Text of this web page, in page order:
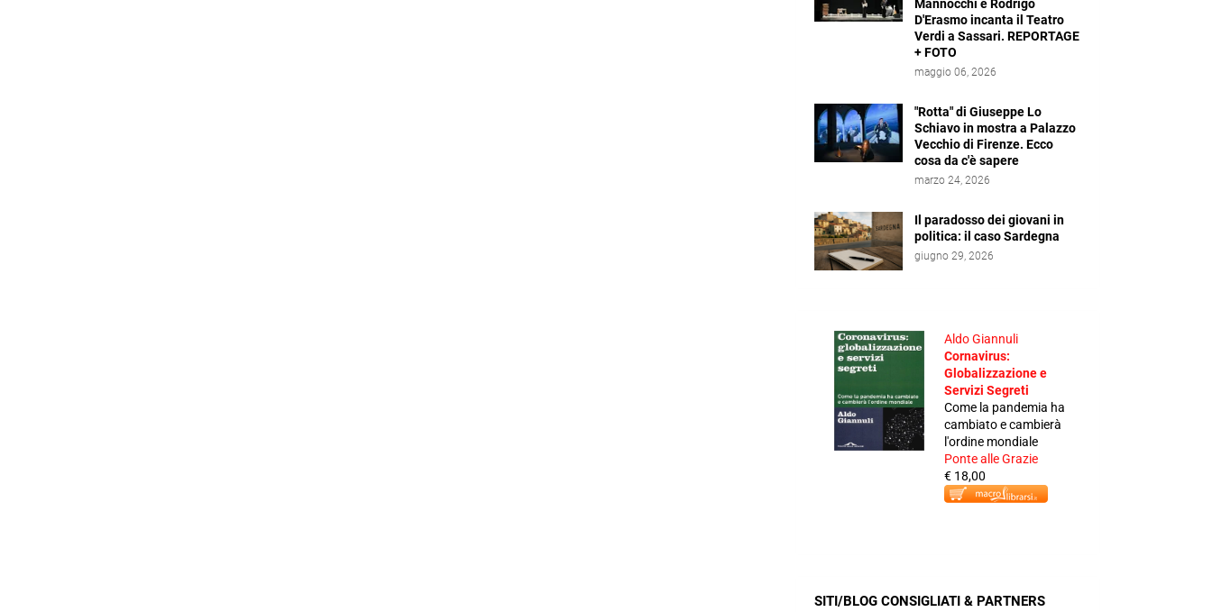
Mannocchi e Rodrigo
D'Erasmo incanta il Teatro
Verdi a Sassari. REPORTAGE
+ FOTO
maggio 06, 2026
"Rotta" di Giuseppe Lo
Schiavo in mostra a Palazzo
Vecchio di Firenze. Ecco
cosa da c'è sapere
marzo 24, 2026
Il paradosso dei giovani in
politica: il caso Sardegna
giugno 29, 2026
Aldo Giannuli
Cornavirus:
Globalizzazione e
Servizi Segreti
Come la pandemia ha
cambiato e cambierà
l'ordine mondiale
Ponte alle Grazie
€ 18,00
SITI/BLOG CONSIGLIATI & PARTNERS